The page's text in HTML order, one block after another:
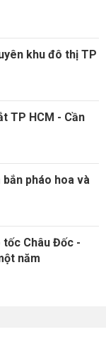
khu đô thị TP
TP HCM - Cần
pháo hoa và
Châu Đốc -
năm